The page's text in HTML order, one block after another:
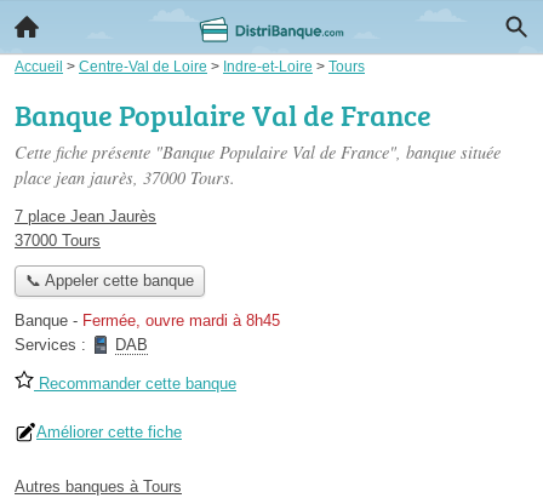
Accueil > Centre-Val de Loire > Indre-et-Loire > Tours
Banque Populaire Val de France
Cette fiche présente "Banque Populaire Val de France", banque située
place jean jaurès, 37000 Tours.
7 place Jean Jaurès
37000 Tours
📞 Appeler cette banque
Banque - Fermée, ouvre mardi à 8h45
Services :
DAB
Recommander cette banque
Améliorer cette fiche
Autres banques à Tours